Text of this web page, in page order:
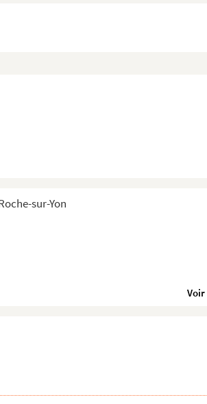
sur-Yon